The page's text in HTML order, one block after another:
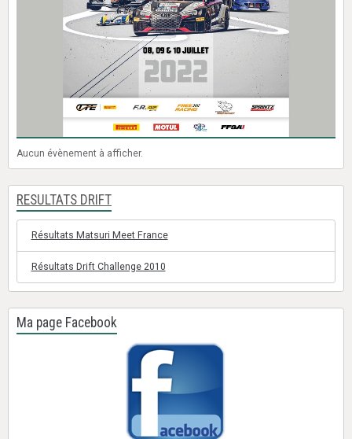
Aucun évènement à afficher.
RESULTATS DRIFT
Résultats Matsuri Meet France
Résultats Drift Challenge 2010
Ma page Facebook